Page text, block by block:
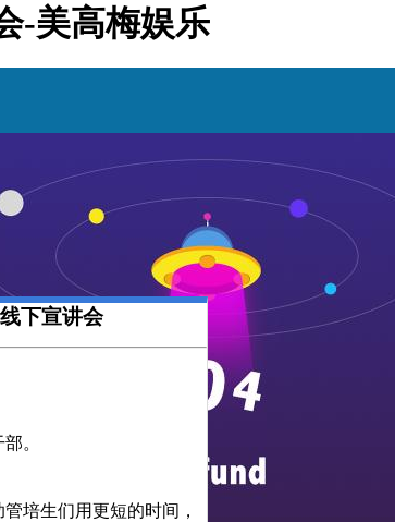
-美高梅娱乐
下宣讲会
。
培生们用更短的时间，